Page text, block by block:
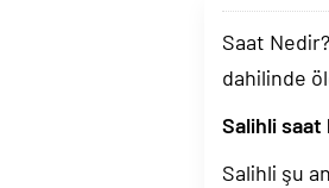
Saat
dahilinde
Salihli saat
Salihli şu